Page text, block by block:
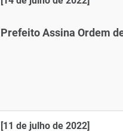
Prefeito Assina Ordem
[11 de julho de 2022]